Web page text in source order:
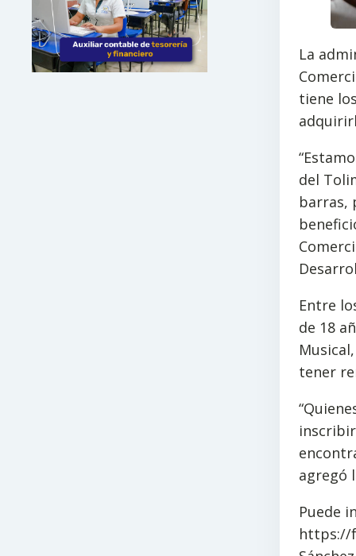
La
tiene
del
barras,
Entre
de 18
tener
agregó
Puede
https://